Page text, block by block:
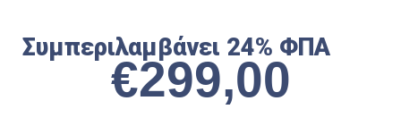
Συμπεριλαμβάνει 24% ΦΠΑ
€299,00